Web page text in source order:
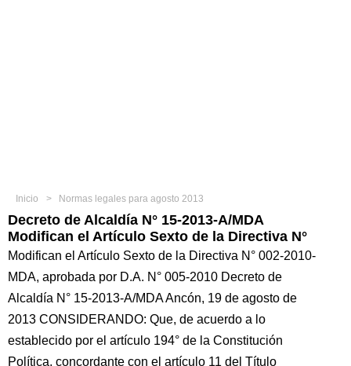
Inicio Normas legales para agosto 2013
Decreto de Alcaldía N° 15-2013-A/MDA
Modifican el Artículo Sexto de la Directiva N°
Modifican el Artículo Sexto de la Directiva N° 002-2010-
MDA, aprobada por D.A. N° 005-2010 Decreto de
Alcaldía N° 15-2013-A/MDA Ancón, 19 de agosto de
2013 CONSIDERANDO: Que, de acuerdo a lo
establecido por el artículo 194° de la Constitución
Política, concordante con el artículo 11 del Título